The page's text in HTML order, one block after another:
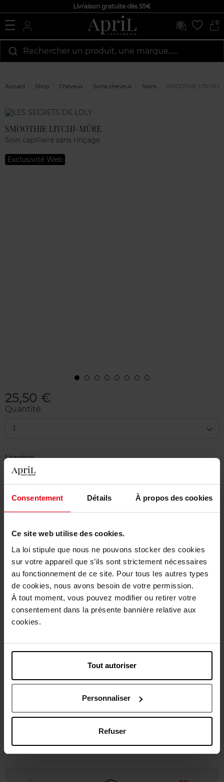
Consentement Détails À propos des cookies
Ce site web utilise des cookies.
La loi stipule que nous ne pouvons stocker des cookies
sur votre appareil que s’ils sont strictement nécessaires
au fonctionnement de ce site. Pour tous les autres types
de cookies, nous avons besoin de votre permission.
À tout moment, vous pouvez modifier ou retirer votre
consentement dans la présente bannière relative aux
cookies.
Tout autoriser
Personnaliser
Refuser
Livraison gratuite dès 55€
0
Rechercher un produit, une marque…...
Accueil Shop Cheveux Soins cheveux Soins SMOOTHIE LITCHI-
Marque
SMOOTHIE LITCHI-MÛRE
Soin capillaire sans rinçage
Exclusivité Web
25,50 €
Quantité
1
Livraison
En stock
Retour gratuit dans votre magasin
Emballage cadeau offert
Description
Conseil d'utilisation
Caractéristiques
Avis client Politique relative aux avis des clients
Vous aimerez peut-être